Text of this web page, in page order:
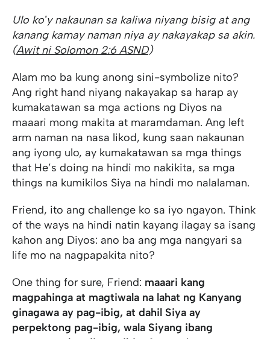
Ulo koʼy nakaunan sa kaliwa niyang bisig at ang
kanang kamay naman niya ay nakayakap sa akin.
(Awit ni Solomon 2:6 ASND)
Alam mo ba kung anong sini-symbolize nito?
Ang right hand niyang nakayakap sa harap ay
kumakatawan sa mga actions ng Diyos na
maaari mong makita at maramdaman. Ang left
arm naman na nasa likod, kung saan nakaunan
ang iyong ulo, ay kumakatawan sa mga things
that He’s doing na hindi mo nakikita, sa mga
things na kumikilos Siya na hindi mo nalalaman.
Friend, ito ang challenge ko sa iyo ngayon. Think
of the ways na hindi natin kayang ilagay sa isang
kahon ang Diyos: ano ba ang mga nangyari sa
life mo na nagpapakita nito?
One thing for sure, Friend: maaari kang
magpahinga at magtiwala na lahat ng Kanyang
ginagawa ay pag-ibig, at dahil Siya ay
perpektong pag-ibig, wala Siyang ibang